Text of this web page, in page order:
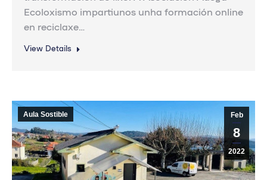
Ecoloxismo impartiunos unha formación online
en reciclaxe…
View Details
Feb
8
2022
Aula Sostible